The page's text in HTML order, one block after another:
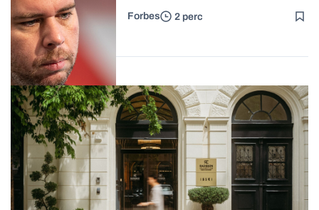
Forbes-sztori
Társadalom
Forbes 2 perc